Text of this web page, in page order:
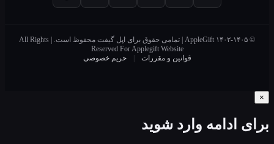
© ۱۴۰۲-۱۴۰۵ AppleGift | تمامی حقوق برای اپل گیفت محفوظ است. | All Rights
Reserved For Applegift Website
قوانین و مقررات
| حریم خصوصی
وارد شوید